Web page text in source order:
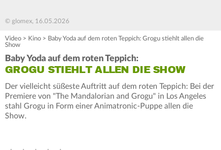
© glomex, 16.05.2026
Video > Kino > Baby Yoda auf dem roten Teppich: Grogu stiehlt allen die
Show
Baby Yoda auf dem roten Teppich:
GROGU STIEHLT ALLEN DIE SHOW
Der vielleicht süßeste Auftritt auf dem roten Teppich: Bei der
Premiere von "The Mandalorian and Grogu" in Los Angeles
stahl Grogu in Form einer Animatronic-Puppe allen die
Show.